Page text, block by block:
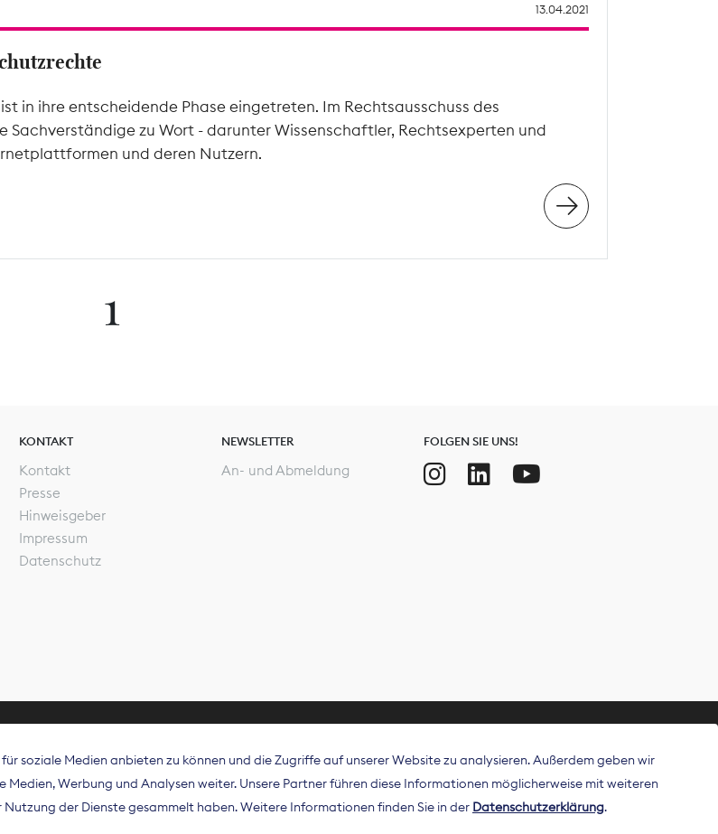
13.04.2021
in ihre entscheidende Phase eingetreten. Im Rechtsausschuss des
Sachverständige zu Wort - darunter Wissenschaftler, Rechtsexperten und
und deren Nutzern.
1
KONTAKT
Kontakt
Presse
Hinweisgeber
Impressum
Datenschutz
NEWSLETTER
An- und Abmeldung
FOLGEN SIE UNS!
und Zeitungsverleger (BDZV) vertritt als
der Zeitungsverlage und digitalen Publisher in
soziale Medien anbieten zu können und die Zugriffe auf unserer Website zu analysieren. Außerdem geben wir
Werbung und Analysen weiter. Unsere Partner führen diese Informationen möglicherweise mit weiteren
der Dienste gesammelt haben. Weitere Informationen finden Sie in der Datenschutzerklärung.